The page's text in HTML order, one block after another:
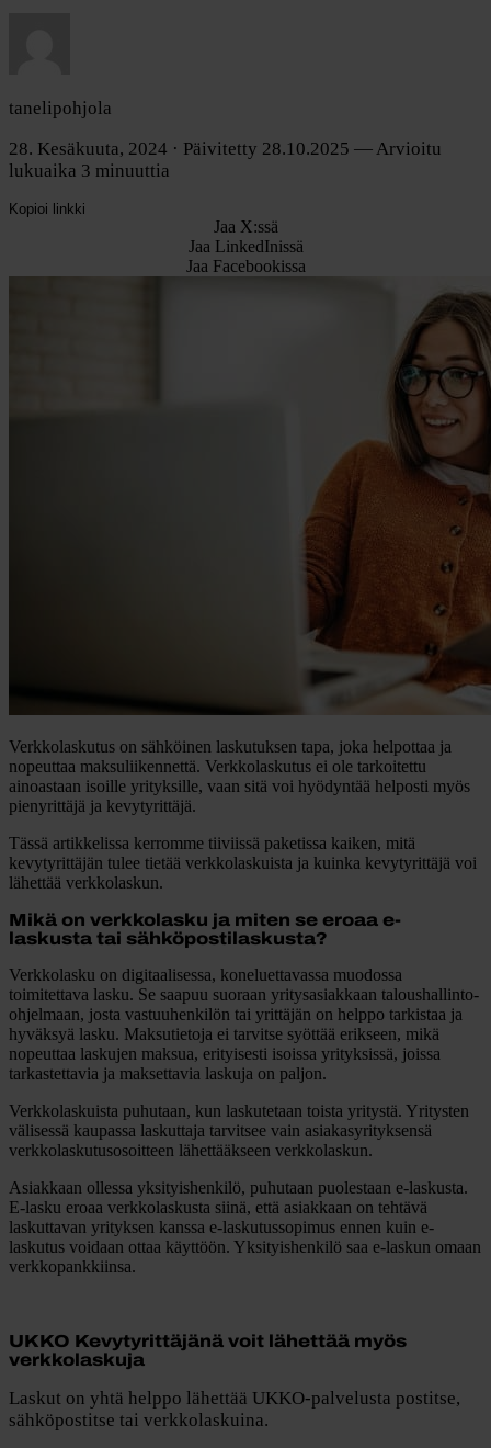
tanelipohjola
28. Kesäkuuta, 2024 · Päivitetty 28.10.2025 — Arvioitu
lukuaika 3 minuuttia
Kopioi linkki
Jaa X:ssä
Jaa LinkedInissä
Jaa Facebookissa
Verkkolaskutus on sähköinen laskutuksen tapa, joka helpottaa ja
nopeuttaa maksuliikennettä. Verkkolaskutus ei ole tarkoitettu
ainoastaan isoille yrityksille, vaan sitä voi hyödyntää helposti myös
pienyrittäjä ja kevytyrittäjä.
Tässä artikkelissa kerromme tiiviissä paketissa kaiken, mitä
kevytyrittäjän tulee tietää verkkolaskuista ja kuinka kevytyrittäjä voi
lähettää verkkolaskun.
Mikä on verkkolasku ja miten se eroaa e-
laskusta tai sähköpostilaskusta?
Verkkolasku on digitaalisessa, koneluettavassa muodossa
toimitettava lasku. Se saapuu suoraan yritysasiakkaan taloushallinto-
ohjelmaan, josta vastuuhenkilön tai yrittäjän on helppo tarkistaa ja
hyväksyä lasku. Maksutietoja ei tarvitse syöttää erikseen, mikä
nopeuttaa laskujen maksua, erityisesti isoissa yrityksissä, joissa
tarkastettavia ja maksettavia laskuja on paljon.
Verkkolaskuista puhutaan, kun laskutetaan toista yritystä. Yritysten
välisessä kaupassa laskuttaja tarvitsee vain asiakasyrityksensä
verkkolaskutusosoitteen lähettääkseen verkkolaskun.
Asiakkaan ollessa yksityishenkilö, puhutaan puolestaan e-laskusta.
E-lasku eroaa verkkolaskusta siinä, että asiakkaan on tehtävä
laskuttavan yrityksen kanssa e-laskutussopimus ennen kuin e-
laskutus voidaan ottaa käyttöön. Yksityishenkilö saa e-laskun omaan
verkkopankkiinsa.
UKKO Kevytyrittäjänä voit lähettää myös
verkkolaskuja
Laskut on yhtä helppo lähettää UKKO-palvelusta postitse,
sähköpostitse tai verkkolaskuina.